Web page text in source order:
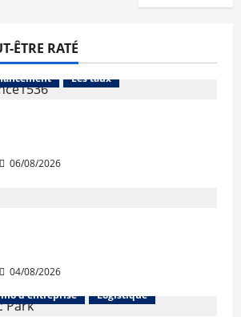
ÊTRE RATÉ
Les taux
06/08/2026
04/08/2026
d'entreprise Logistique